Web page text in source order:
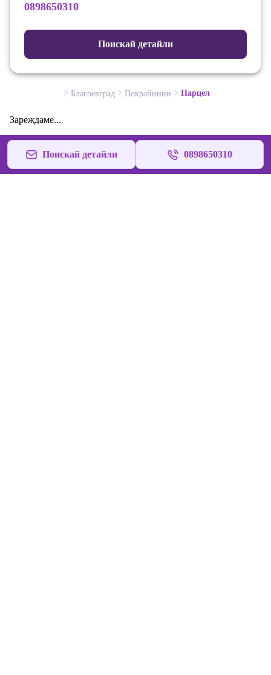
0898650310
Поискай детайли
Благоевград Покрайнини Парцел
Зареждаме...
Поискай детайли 0898650310